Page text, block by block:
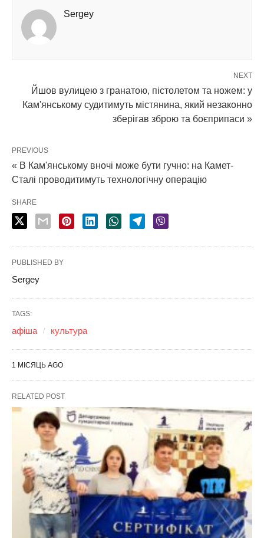
Sergey
NEXT
Йшов вулицею з гранатою, пістолетом та ножем: у
Кам'янському судитимуть містянина, який незаконно
зберігав зброю та боєприпаси »
PREVIOUS
« В Кам'янському вночі може бути гучно: на Камет-
Сталі проводитимуть технологічну операцію
SHARE
PUBLISHED BY
Sergey
TAGS:
афіша культура
1 МІСЯЦЬ AGO
RELATED POST